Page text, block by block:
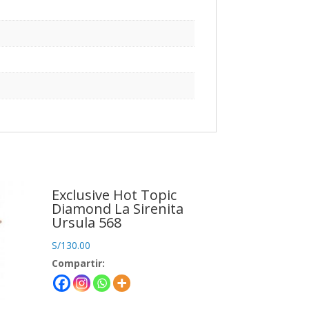
Exclusive Hot Topic
Diamond La Sirenita
Ursula 568
S/130.00
Compartir: